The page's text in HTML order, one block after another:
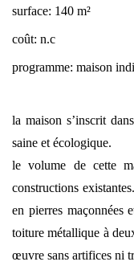
surface: 140 m²
coût: n.c
programme: maison
la maison s’inscrit
saine et écologique.
le volume de cette
constructions
en pierres maçonnées
toiture métallique à
œuvre sans artifices ni